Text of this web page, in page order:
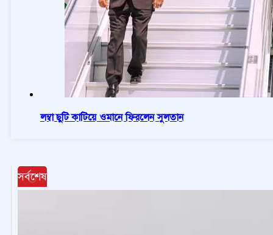
লম্বা ছুটি কাটিয়ে ওমানে ফিরলেন সুলতান
সর্বশেষ